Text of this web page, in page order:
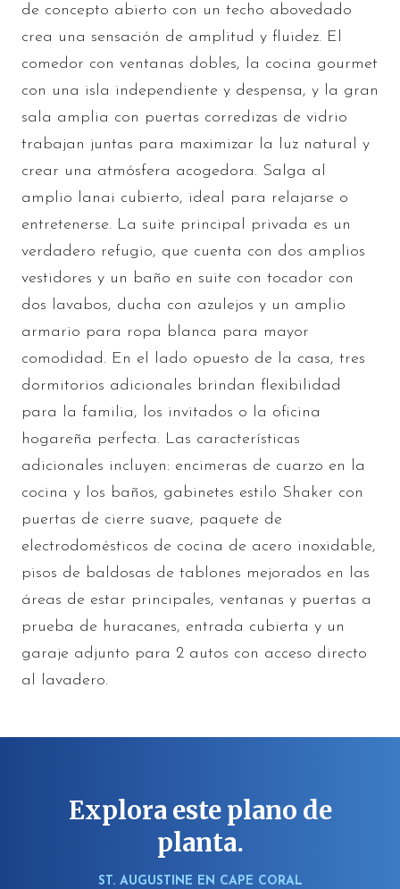
de concepto abierto con un techo abovedado
crea una sensación de amplitud y fluidez. El
comedor con ventanas dobles, la cocina gourmet
con una isla independiente y despensa, y la gran
sala amplia con puertas corredizas de vidrio
trabajan juntas para maximizar la luz natural y
crear una atmósfera acogedora. Salga al
amplio lanai cubierto, ideal para relajarse o
entretenerse. La suite principal privada es un
verdadero refugio, que cuenta con dos amplios
vestidores y un baño en suite con tocador con
dos lavabos, ducha con azulejos y un amplio
armario para ropa blanca para mayor
comodidad. En el lado opuesto de la casa, tres
dormitorios adicionales brindan flexibilidad
para la familia, los invitados o la oficina
hogareña perfecta. Las características
adicionales incluyen: encimeras de cuarzo en la
cocina y los baños, gabinetes estilo Shaker con
puertas de cierre suave, paquete de
electrodomésticos de cocina de acero inoxidable,
pisos de baldosas de tablones mejorados en las
áreas de estar principales, ventanas y puertas a
prueba de huracanes, entrada cubierta y un
garaje adjunto para 2 autos con acceso directo
al lavadero.
Explora este plano de
planta.
ST. AUGUSTINE EN CAPE CORAL